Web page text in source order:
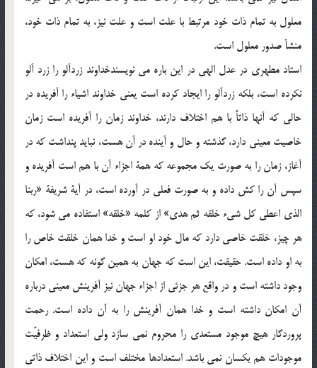
معلول به تمام ذات خود مرتبط با علت است و علت نيز، به تمام ذات خود،
منشأ صدور معلول است.
استاد مطهري در عدل الهي در اين باره مي نويسندخداوند زردآلو را زرد آلو
نكرده است، بلكه زردآلو را ايجاد كرده است يعني خداوند اشياء را آفريده در
حالي که آنها ذاتاً با هم اختلاف دارند، خداوند زمان را آفريده است زمان
خاصيت معيني دارد، گذشته و حال و آينده در آن هست، نبايد پنداشت كه در
آغاز، زمان را به صورت يك مجموعه كه همة اجزاء آن با هم است آفريده و
سپس آن را كش داده و به صورت فعلي در آورده است، در آية شريفة «ربنا
الذي اعطي كل شيء خلقه ثم هدي» از كلمه «خلقه» استفاده مي شود، كه
هر چيز، خلقت خاصي دارد كه مال خود او است و خدا همان خلقت خاص را
به او داده است. حقيقت، اين است كه جهان به همين گونه كه هست، امكان
وجود داشته است و در واقع هر جزئي از اجزاء جهان نيز آفرينش معيني درباره
آن امكان داشته است و خدا همان آفرينش را به آن داده است. رحمت
پروردگار هيچ موجود مستعدي را محروم نمي سازد ولي استعداد و ظرفيّت
موجودات هم يكسان نمي باشد. استعدادها مختلف است و اين اختلاف ذاتي